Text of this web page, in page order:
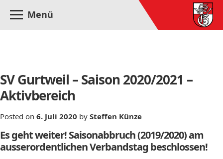
Menü
SV Gurtweil – Saison 2020/2021 –
Aktivbereich
Posted on 6. Juli 2020 by Steffen Künze
Es geht weiter! Saisonabbruch (2019/2020) am
ausserordentlichen Verbandstag beschlossen!